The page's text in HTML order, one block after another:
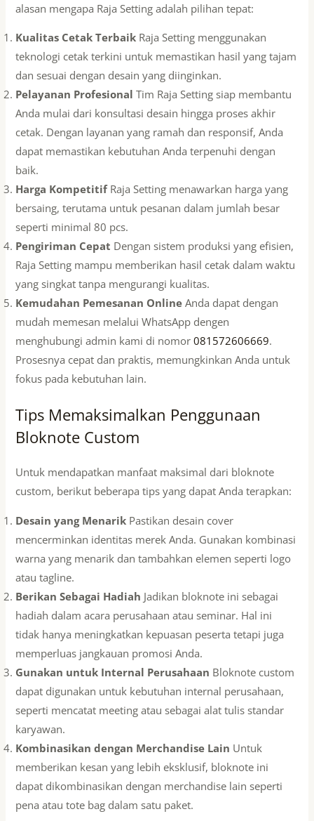
alasan mengapa Raja Setting adalah pilihan tepat:
Kualitas Cetak Terbaik Raja Setting menggunakan
teknologi cetak terkini untuk memastikan hasil yang tajam
dan sesuai dengan desain yang diinginkan.
Pelayanan Profesional Tim Raja Setting siap membantu
Anda mulai dari konsultasi desain hingga proses akhir
cetak. Dengan layanan yang ramah dan responsif, Anda
dapat memastikan kebutuhan Anda terpenuhi dengan
baik.
Harga KompetitifRaja Setting menawarkan harga yang
bersaing, terutama untuk pesanan dalam jumlah besar
seperti minimal 80 pcs.
Pengiriman Cepat Dengan sistem produksi yang efisien,
Raja Setting mampu memberikan hasil cetak dalam waktu
yang singkat tanpa mengurangi kualitas.
Kemudahan Pemesanan Online Anda dapat dengan
mudah memesan melalui WhatsApp dengen
menghubungi admin kami di nomor081572606669.
Prosesnya cepat dan praktis, memungkinkan Anda untuk
fokus pada kebutuhan lain.
Tips Memaksimalkan Penggunaan
Bloknote Custom
Untuk mendapatkan manfaat maksimal dari bloknote
custom, berikut beberapa tips yang dapat Anda terapkan:
Desain yang Menarik Pastikan desain cover
mencerminkan identitas merek Anda. Gunakan kombinasi
warna yang menarik dan tambahkan elemen seperti logo
atau tagline.
Berikan Sebagai Hadiah Jadikan bloknote ini sebagai
hadiah dalam acara perusahaan atau seminar. Hal ini
tidak hanya meningkatkan kepuasan peserta tetapi juga
memperluas jangkauan promosi Anda.
Gunakan untuk Internal Perusahaan Bloknote custom
dapat digunakan untuk kebutuhan internal perusahaan,
seperti mencatat meeting atau sebagai alat tulis standar
karyawan.
Kombinasikan dengan Merchandise Lain Untuk
memberikan kesan yang lebih eksklusif, bloknote ini
dapat dikombinasikan dengan merchandise lain seperti
pena atau tote bag dalam satu paket.